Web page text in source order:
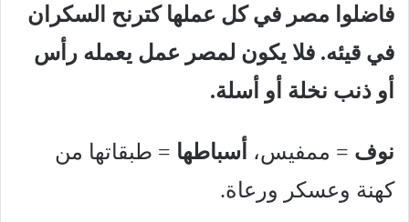
فاضلوا مصر في كل عملها كترنح السكران
في قيئه. فلا يكون لمصر عمل يعمله رأس
أو ذنب نخلة أو أسلة.
نوف = ممفيس، أسباطها = طبقاتها من
كهنة وعسكر ورعاة.